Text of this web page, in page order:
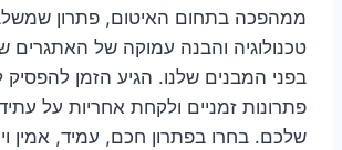
ממהפכה בתחום האיטום, פתרון
טכנולוגיה והבנה עמוקה של האתגרים
בפני המבנים שלנו. הגיע הזמן
פתרונות זמניים ולקחת אחריות על
שלכם. בחרו בפתרון חכם, עמיד, אמין